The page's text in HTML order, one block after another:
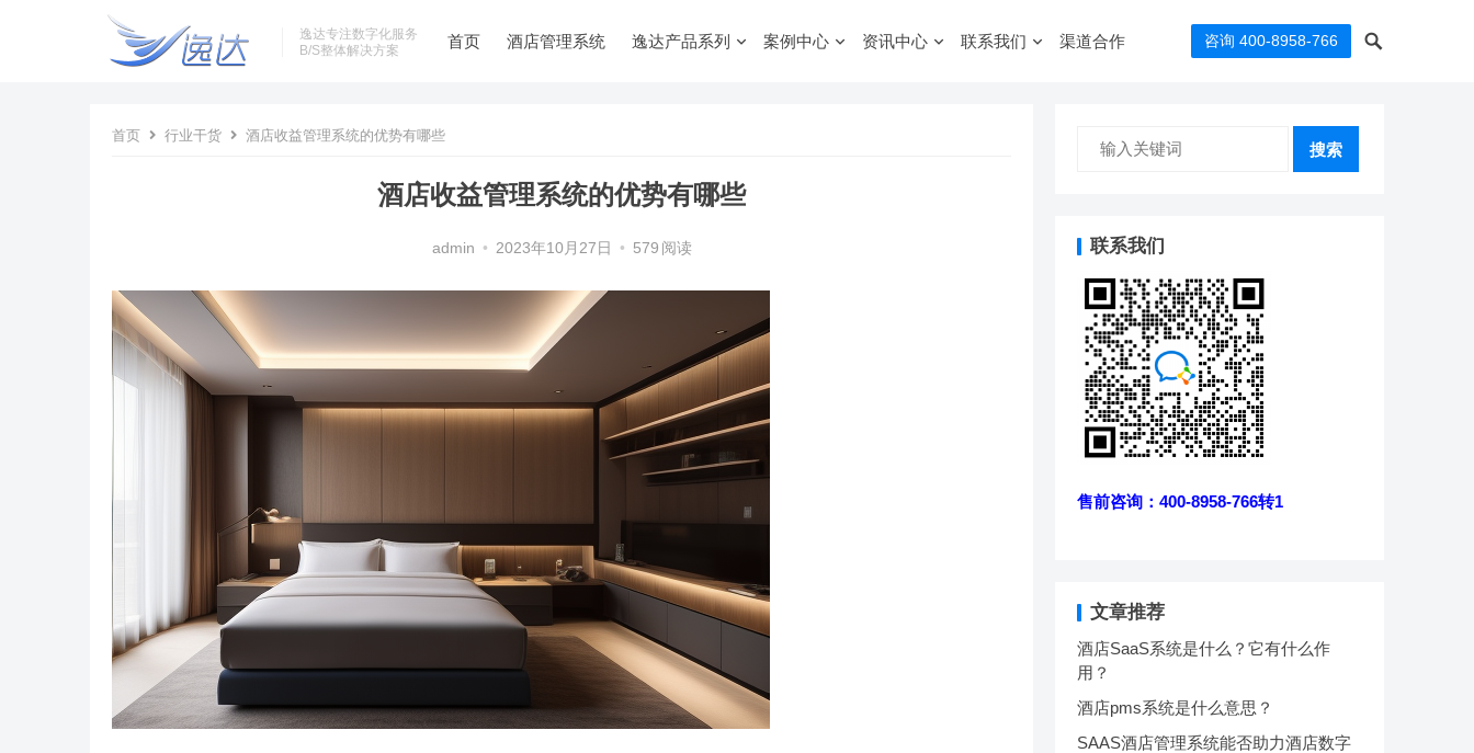
逸达专注数字化服务
B/S整体解决方案
首页 酒店管理系统 逸达产品系列 案例中心 资讯中心 联系我们 渠道合作 咨询 400-8958-766
首页 行业干货 酒店收益管理系统的优势有哪些
酒店收益管理系统的优势有哪些
admin • 2023年10月27日 • 579 阅读
搜索
联系我们
售前咨询：400-8958-766转1
文章推荐
酒店SaaS系统是什么？它有什么作
用？
酒店pms系统是什么意思？
SAAS酒店管理系统能否助力酒店数字